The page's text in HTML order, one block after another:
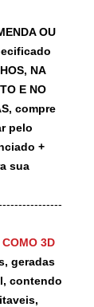
OU
NA
E NO
compre
pelo
+
sua
3D
geradas
contendo